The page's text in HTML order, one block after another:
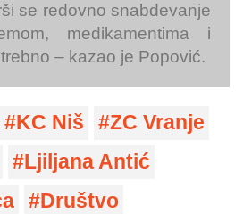
se redovno snabdevanje
medikamentima i
– kazao je Popović.
KC Niš
ZC Vranje
Ljiljana Antić
Društvo